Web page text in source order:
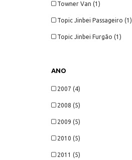
Towner Van (1)
Topic Jinbei Passageiro (1)
Topic Jinbei Furgão (1)
ANO
2007 (4)
2008 (5)
2009 (5)
2010 (5)
2011 (5)